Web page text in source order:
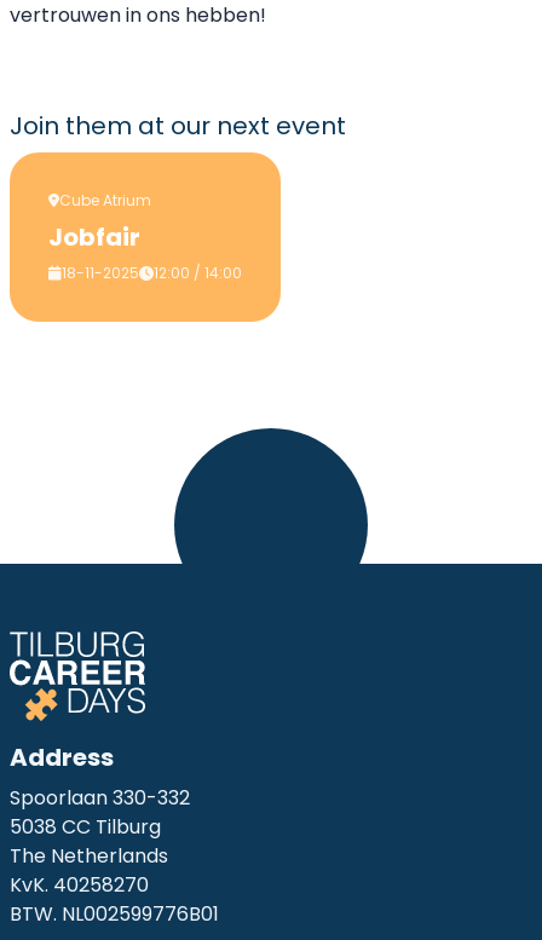
vertrouwen in ons hebben!
Join them at our next event
Cube Atrium
Jobfair
18-11-2025 12:00 / 14:00
Address
Spoorlaan 330-332
5038 CC Tilburg
The Netherlands
KvK. 40258270
BTW. NL002599776B01